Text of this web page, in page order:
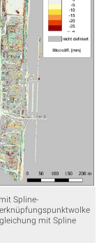
Spline-
mit Spline